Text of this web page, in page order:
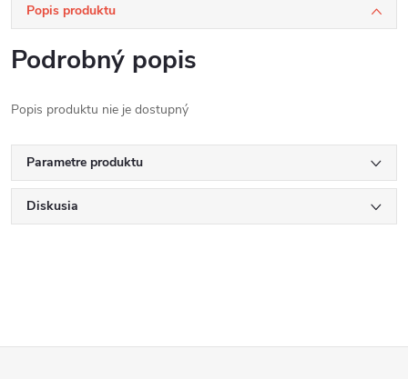
Popis produktu
Podrobný popis
Popis produktu nie je dostupný
Parametre produktu
Diskusia